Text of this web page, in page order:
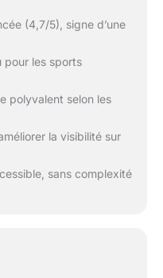
(4,7/5), signe d’une
pour les sports
polyvalent selon les
la visibilité sur
sans complexité